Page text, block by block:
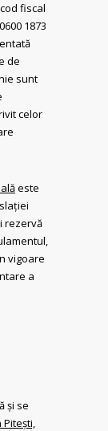
fiscal
1873
de
sunt
celor
este
rezervă
vigoare
a
și se